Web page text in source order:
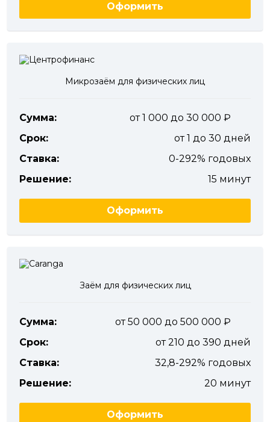
Оформить
Микрозаём для физических лиц
Сумма:
от 1 000 до 30 000
Срок:
от 1 до 30 дней
Ставка:
0-292% годовых
Решение:
15 минут
Оформить
Заём для физических лиц
Сумма:
от 50 000 до 500 000
Срок:
от 210 до 390 дней
Ставка:
32,8-292% годовых
Решение:
20 минут
Оформить